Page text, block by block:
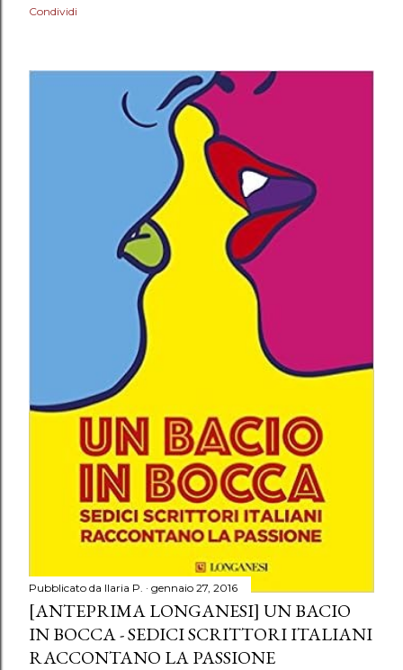
Condividi
Pubblicato da Ilaria P. gennaio 27, 2016
[ANTEPRIMA LONGANESI] UN BACIO
IN BOCCA - SEDICI SCRITTORI ITALIANI
RACCONTANO LA PASSIONE